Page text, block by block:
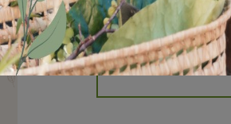
Unité
-